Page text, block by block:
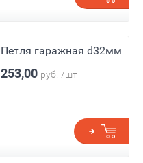
Петля гаражная d32мм
253,00 руб. /шт